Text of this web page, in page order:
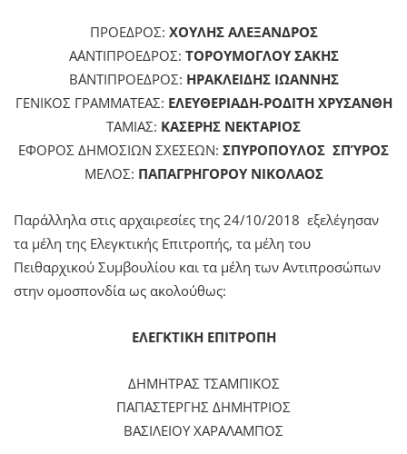
ΠΡΟΕΔΡΟΣ: ΧΟΥΛΗΣ ΑΛΕΞΑΝΔΡΟΣ
Α΄ΑΝΤΙΠΡΟΕΔΡΟΣ: ΤΟΡΟΥΜΟΓΛΟΥ ΣΑΚΗΣ
Β΄ΑΝΤΙΠΡΟΕΔΡΟΣ: ΗΡΑΚΛΕΙΔΗΣ ΙΩΑΝΝΗΣ
ΓΕΝΙΚΟΣ ΓΡΑΜΜΑΤΕΑΣ: ΕΛΕΥΘΕΡΙΑΔΗ-ΡΟΔΙΤΗ ΧΡΥΣΑΝΘΗ
ΤΑΜΙΑΣ: ΚΑΣΕΡΗΣ ΝΕΚΤΑΡΙΟΣ
ΕΦΟΡΟΣ ΔΗΜΟΣΙΩΝ ΣΧΕΣΕΩΝ: ΣΠΥΡΟΠΟΥΛΟΣ ΣΠΎΡΟΣ
ΜΕΛΟΣ: ΠΑΠΑΓΡΗΓΟΡΟΥ ΝΙΚΟΛΑΟΣ
Παράλληλα στις αρχαιρεσίες της 24/10/2018 εξελέγησαν
τα μέλη της Ελεγκτικής Επιτροπής, τα μέλη του
Πειθαρχικού Συμβουλίου και τα μέλη των Αντιπροσώπων
στην ομοσπονδία ως ακολούθως:
ΕΛΕΓΚΤΙΚΗ ΕΠΙΤΡΟΠΗ
ΔΗΜΗΤΡΑΣ ΤΣΑΜΠΙΚΟΣ
ΠΑΠΑΣΤΕΡΓΗΣ ΔΗΜΗΤΡΙΟΣ
ΒΑΣΙΛΕΙΟΥ ΧΑΡΑΛΑΜΠΟΣ